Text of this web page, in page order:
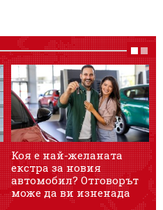
Коя е най-желаната
екстра за новия
автомобил? Отговорът
може да ви изненада